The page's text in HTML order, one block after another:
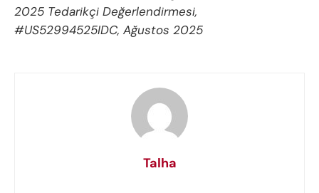
2025 Tedarikçi Değerlendirmesi,
#US52994525IDC, Ağustos 2025
Talha